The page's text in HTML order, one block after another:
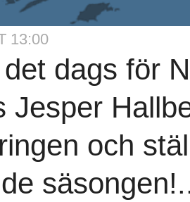
13:00
dags för
Jesper
och